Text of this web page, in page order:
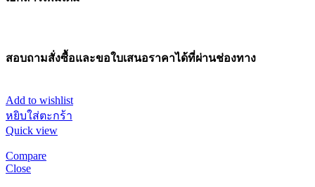
สอบถามสั่งซื้อและขอใบเสนอราคาได้ที่ผ่านช่องทาง
Add to wishlist
หยิบใส่ตะกร้า
Quick view
Compare
Close